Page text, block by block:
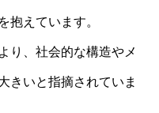
抱えています。
り、社会的な構造やメ
きいと指摘されていま